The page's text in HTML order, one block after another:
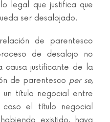
legal que justifica que
ser desalojado.
de parentesco
de desalojo no
causa justificante de la
de parentesco per se,
título negocial entre
el título negocial